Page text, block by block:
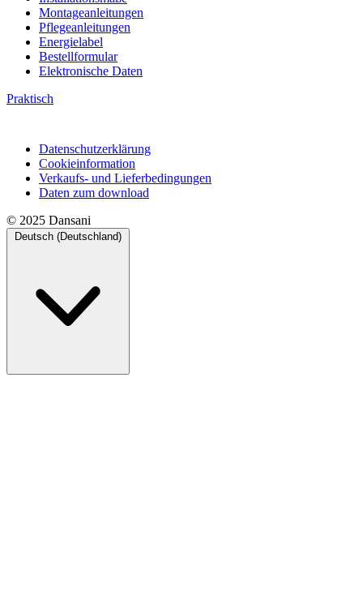
Montageanleitungen
Pflegeanleitungen
Energielabel
Bestellformular
Elektronische Daten
Praktisch
Datenschutzerklärung
Cookieinformation
Verkaufs- und Lieferbedingungen
Daten zum download
© 2025 Dansani
Deutsch (Deutschland)